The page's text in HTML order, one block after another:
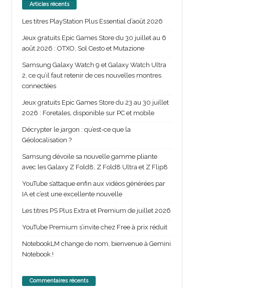
Articles récents
Les titres PlayStation Plus Essential d’août 2026
Jeux gratuits Epic Games Store du 30 juillet au 6
août 2026 : OTXO, Sol Cesto et Mutazione
Samsung Galaxy Watch 9 et Galaxy Watch Ultra
2, ce qu’il faut retenir de ces nouvelles montres
connectées
Jeux gratuits Epic Games Store du 23 au 30 juillet
2026 : Foretales, disponible sur PC et mobile
Décrypter le jargon : qu’est-ce que la
Géolocalisation ?
Samsung dévoile sa nouvelle gamme pliante
avec les Galaxy Z Fold8, Z Fold8 Ultra et Z Flip8
YouTube s’attaque enfin aux vidéos générées par
IA et c’est une excellente nouvelle
Les titres PS Plus Extra et Premium de juillet 2026
YouTube Premium s’invite chez Free à prix réduit
NotebookLM change de nom, bienvenue à Gemini
Notebook !
Commentaires récents